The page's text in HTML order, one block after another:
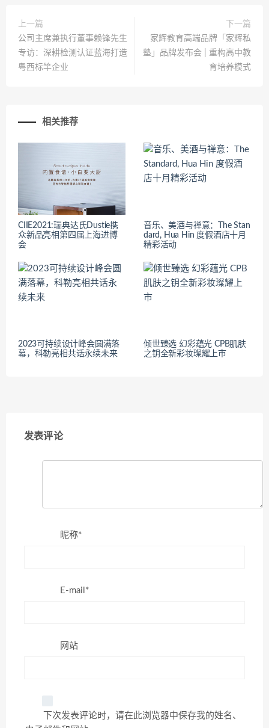
上一篇
公司主席兼执行董事赖锋先生
专访：深耕检测认证蓝海打造
粤西标竿企业
下一篇
家辉教育高端品牌「家辉私
塾」品牌发布会 | 重构高中教
育培养模式
相关推荐
CIIE2021:瑞典达氏Dustie携
众新品亮相第四届上海进博
会
音乐、美酒与禅意：The Stan
dard, Hua Hin 度假酒店十月
精彩活动
2023可持续设计峰会圆满落
幕，科勒亮相共话永续未来
倾世臻选 幻彩蕴光 CPB肌肤
之钥全新彩妆璨耀上市
发表评论
昵称*
E-mail*
网站
下次发表评论时，请在此浏览器中保存我的姓名、